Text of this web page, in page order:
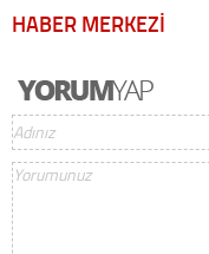
HABER MERKEZİ